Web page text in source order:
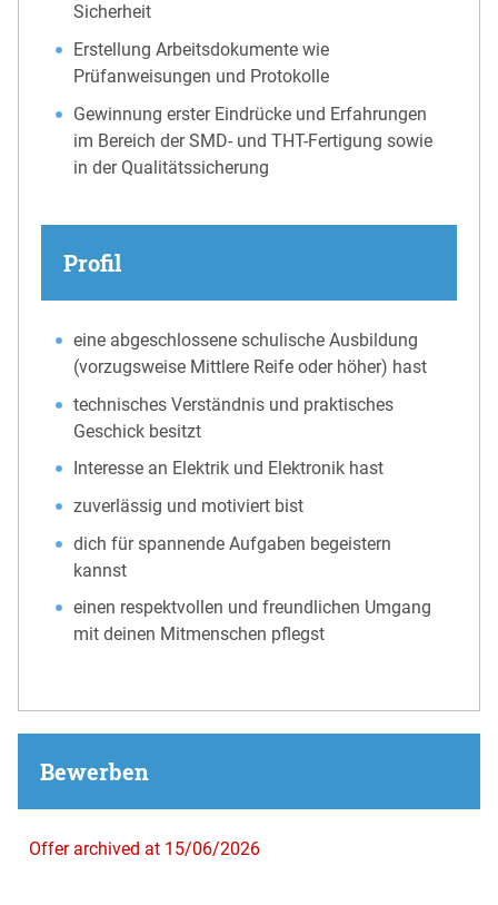
Sicherheit
Erstellung Arbeitsdokumente wie
Prüfanweisungen und Protokolle
Gewinnung erster Eindrücke und Erfahrungen
im Bereich der SMD- und THT-Fertigung sowie
in der Qualitätssicherung
Profil
eine abgeschlossene schulische Ausbildung
(vorzugsweise Mittlere Reife oder höher) hast
technisches Verständnis und praktisches
Geschick besitzt
Interesse an Elektrik und Elektronik hast
zuverlässig und motiviert bist
dich für spannende Aufgaben begeistern
kannst
einen respektvollen und freundlichen Umgang
mit deinen Mitmenschen pflegst
Bewerben
Offer archived at 15/06/2026